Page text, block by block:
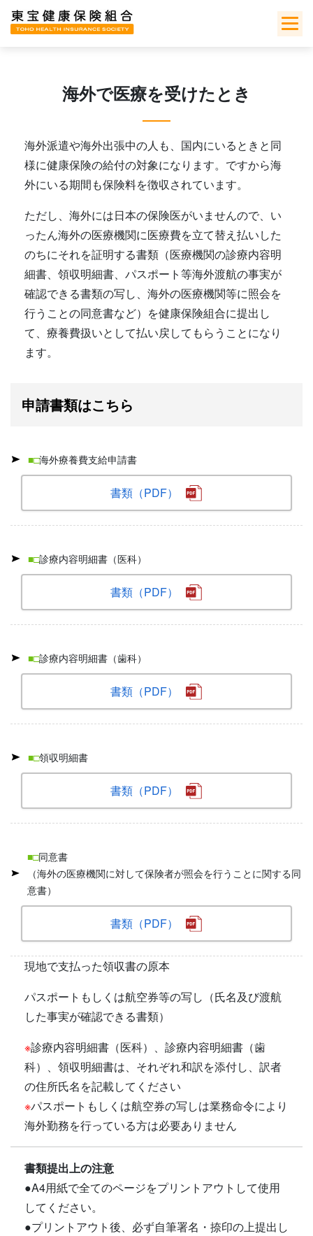
Skip
海外で医療を受けたとき
海外派遣や海外出張中の人も、国内にいるときと同
様に健康保険の給付の対象になります。ですから海
外にいる期間も保険料を徴収されています。
ただし、海外には日本の保険医がいませんので、い
ったん海外の医療機関に医療費を立て替え払いした
のちにそれを証明する書類（医療機関の診療内容明
細書、領収明細書、パスポート等海外渡航の事実が
確認できる書類の写し、海外の医療機関等に照会を
行うことの同意書など）を健康保険組合に提出し
て、療養費扱いとして払い戻してもらうことになり
ます。
申請書類はこちら
■□海外療養費支給申請書
書類（PDF）
■□診療内容明細書（医科）
書類（PDF）
■□診療内容明細書（歯科）
書類（PDF）
■□領収明細書
書類（PDF）
■□同意書
（海外の医療機関に対して保険者が照会を行うことに関する同
意書）
書類（PDF）
現地で支払った領収書の原本
パスポートもしくは航空券等の写し（氏名及び渡航
した事実が確認できる書類）
※診療内容明細書（医科）、診療内容明細書（歯
科）、領収明細書は、それぞれ和訳を添付し、訳者
の住所氏名を記載してください
※パスポートもしくは航空券の写しは業務命令により
海外勤務を行っている方は必要ありません
書類提出上の注意
●A4用紙で全てのページをプリントアウトして使用
してください。
●プリントアウト後、必ず自筆署名・捺印の上提出し